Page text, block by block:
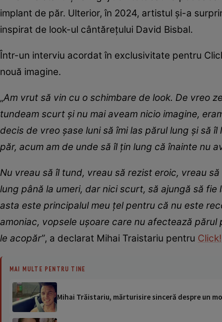
implant de păr. Ulterior, în 2024, artistul și-a
inspirat de look-ul cântărețului David Bisbal.
Într-un interviu acordat în exclusivitate pentru
nouă imagine.
„Am vrut să vin cu o schimbare de look. De vreo
tundeam scurt și nu mai aveam nicio imagine,
decis de vreo șase luni să îmi las părul lung și să
păr, acum am de unde să îl țin lung că înainte nu
Nu vreau să îl tund, vreau să rezist eroic, vreau
lung până la umeri, dar nici scurt, să ajungă să
asta este principalul meu țel pentru că nu este
amoniac, vopsele ușoare care nu afectează
le acopăr”, a declarat Mihai Traistariu pentru Click!
MAI MULTE PENTRU TINE
Mihai Trăistariu, mărturisire sinceră despre un